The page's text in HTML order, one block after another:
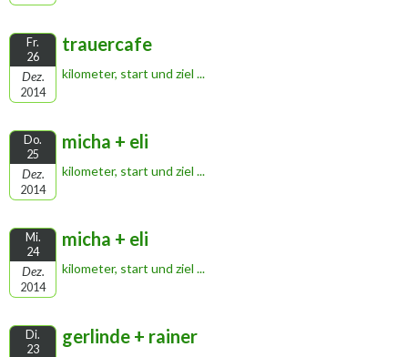
Fr.
26
Dez.
2014
trauercafe
kilometer, start und ziel ...
Do.
25
Dez.
2014
micha + eli
kilometer, start und ziel ...
Mi.
24
Dez.
2014
micha + eli
kilometer, start und ziel ...
Di.
23
gerlinde + rainer